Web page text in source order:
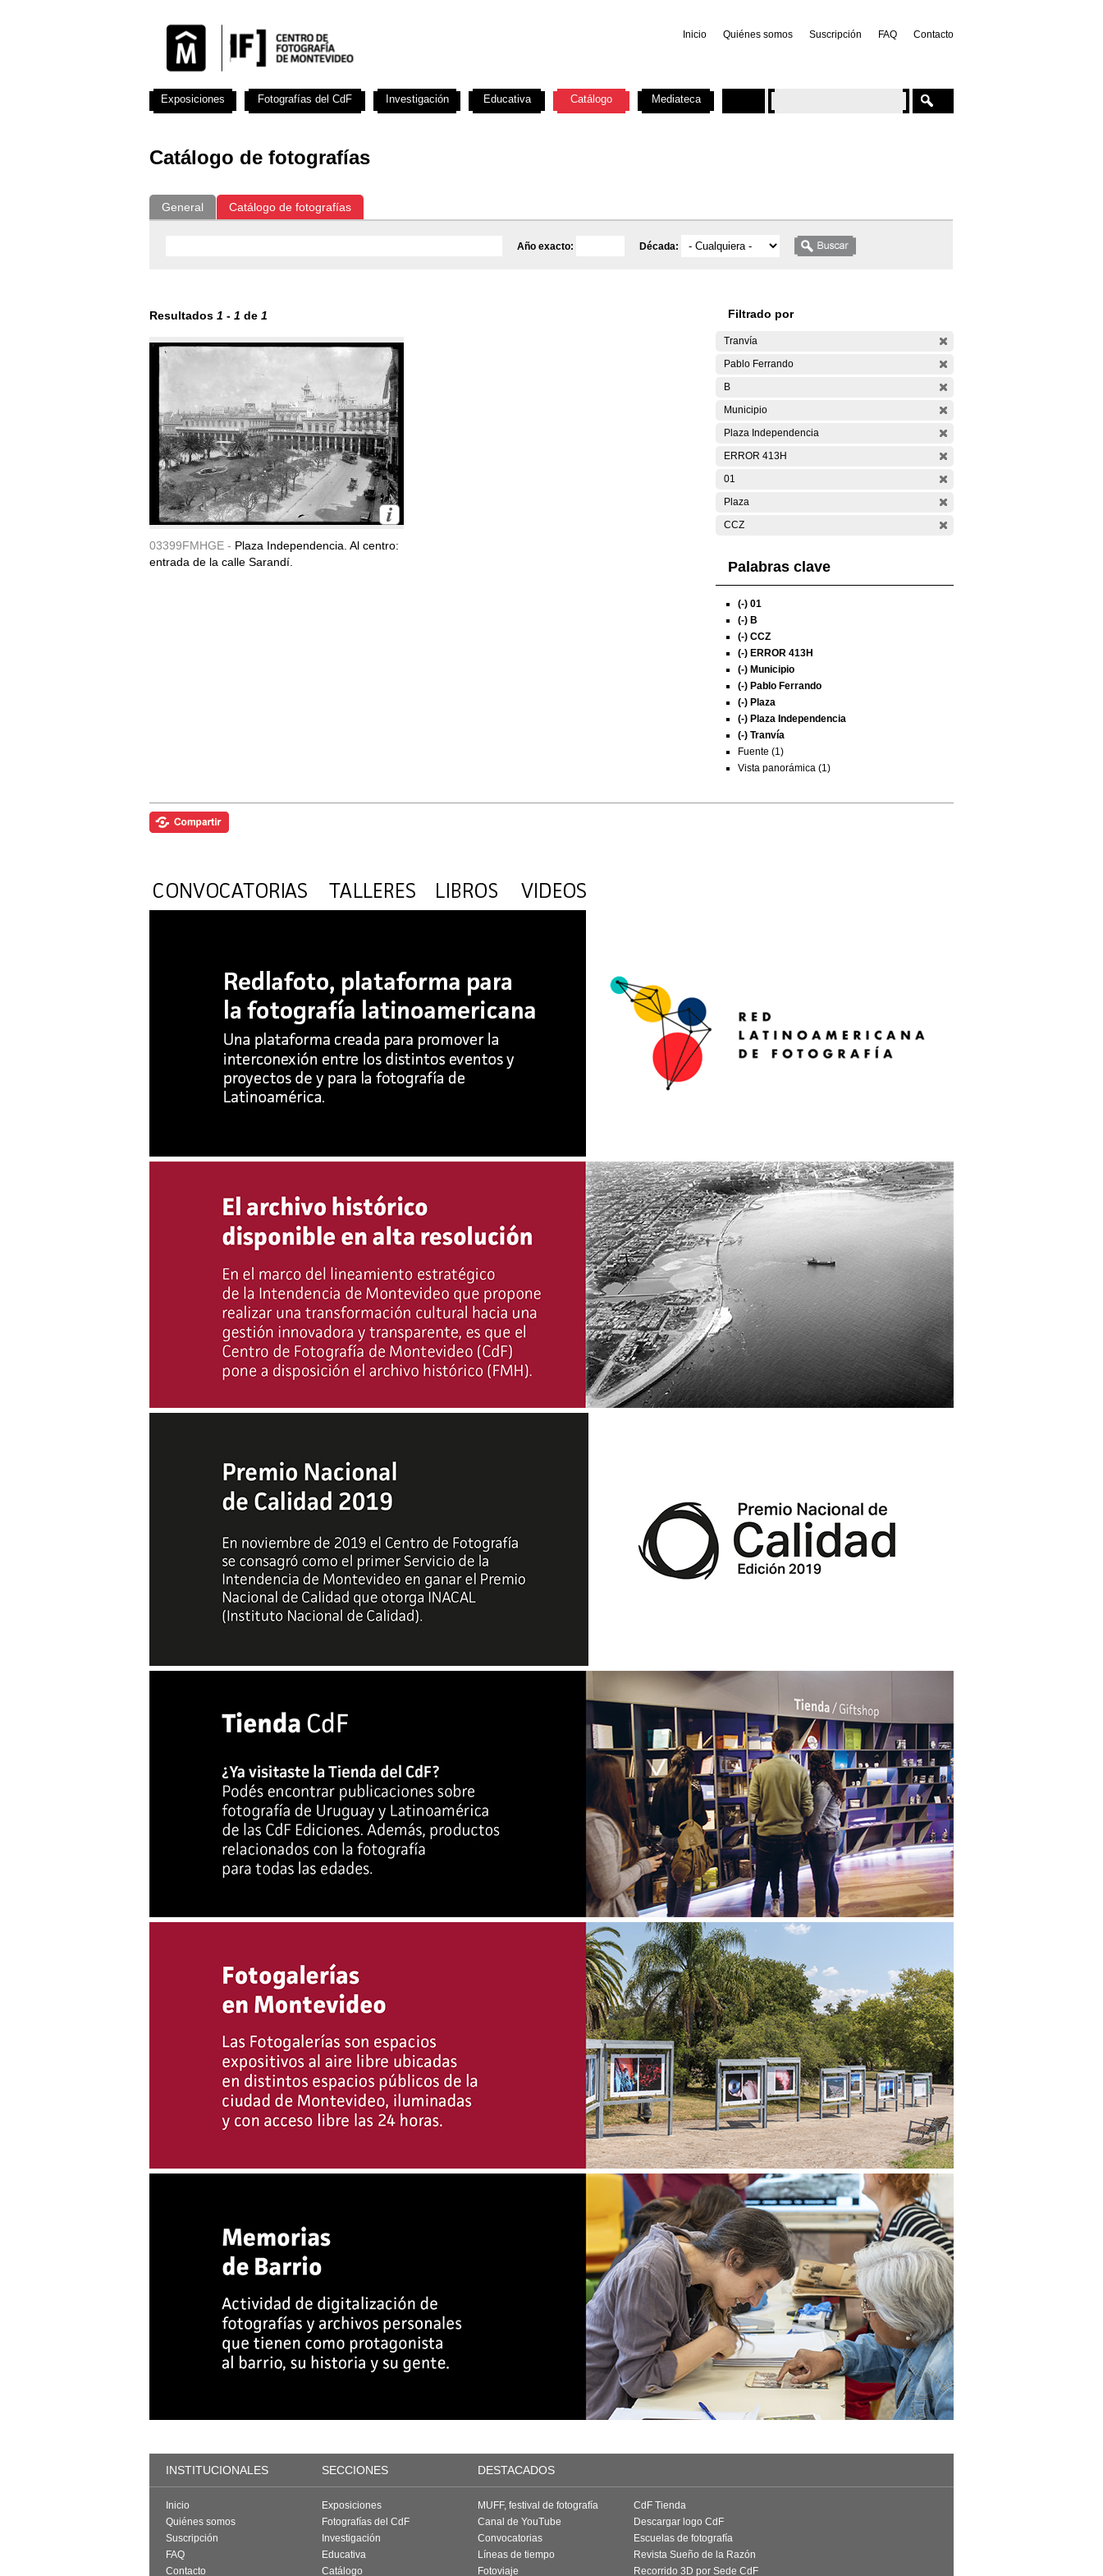
Inicio Quiénes somos Suscripción FAQ Contacto
Catálogo de fotografías
General Catálogo de fotografías
Año exacto: Década:
Resultados 1 - 1 de 1
03399FMHGE - Plaza Independencia. Al centro:
entrada de la calle Sarandí.
Filtrado por
Tranvía
Pablo Ferrando
B
Municipio
Plaza Independencia
ERROR 413H
01
Plaza
CCZ
Palabras clave
(-) 01
(-) B
(-) CCZ
(-) ERROR 413H
(-) Municipio
(-) Pablo Ferrando
(-) Plaza
(-) Plaza Independencia
(-) Tranvía
Fuente (1)
Vista panorámica (1)
Exposiciones Fotografías del CdF Investigación Educativa Catálogo Mediateca
INSTITUCIONALES SECCIONES DESTACADOS
Inicio
Quiénes somos
Suscripción
FAQ
Contacto
Exposiciones
Fotografías del CdF
Investigación
Educativa
Catálogo
MUFF, festival de fotografía
Canal de YouTube
Convocatorias
Líneas de tiempo
Fotoviaje
CdF Tienda
Descargar logo CdF
Escuelas de fotografía
Revista Sueño de la Razón
Recorrido 3D por Sede CdF